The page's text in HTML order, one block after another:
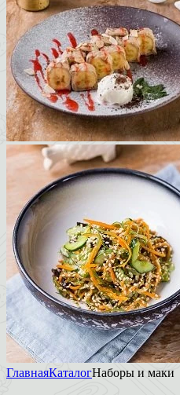
ГлавнаяКаталогНаборы и маки